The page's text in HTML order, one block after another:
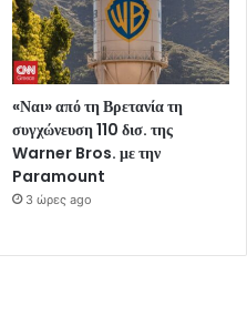
«Ναι» από τη Βρετανία τη
συγχώνευση 110 δισ. της
Warner Bros. με την
Paramount
3 ώρες ago